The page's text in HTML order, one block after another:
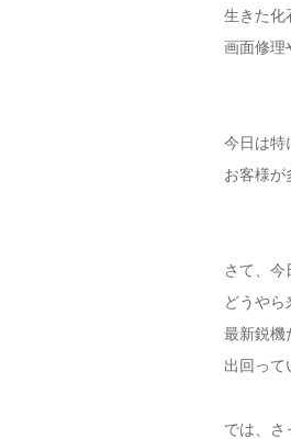
生きた化
画面修理
今日は特
お客様が
さて、今
どうやら
最新鋭機
出回って
では、さ